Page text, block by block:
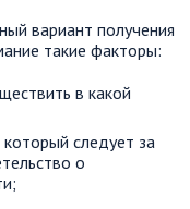
вариант получения
такие факторы:
в какой
следует за
о